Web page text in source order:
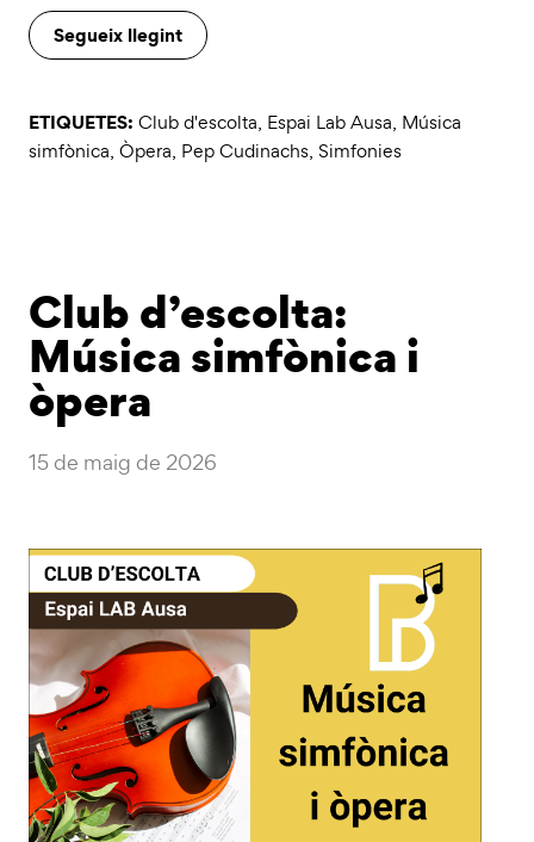
Segueix llegint
ETIQUETES: Club d'escolta, Espai Lab Ausa, Música
simfònica, Òpera, Pep Cudinachs, Simfonies
Club d’escolta:
Música simfònica i
òpera
15 de maig de 2026